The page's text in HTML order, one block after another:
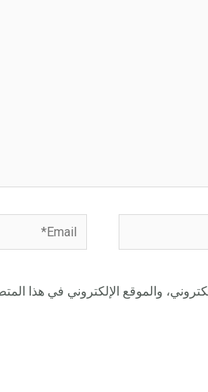
Email*
والموقع الإلكتروني في هذا